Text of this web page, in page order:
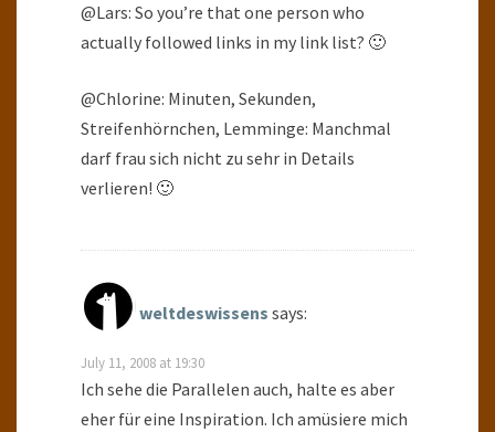
@Lars: So you’re that one person who
actually followed links in my link list? 🙂
@Chlorine: Minuten, Sekunden,
Streifenhörnchen, Lemminge: Manchmal
darf frau sich nicht zu sehr in Details
verlieren! 🙂
weltdeswissens says:
July 11, 2008 at 19:30
Ich sehe die Parallelen auch, halte es aber
eher für eine Inspiration. Ich amüsiere mich